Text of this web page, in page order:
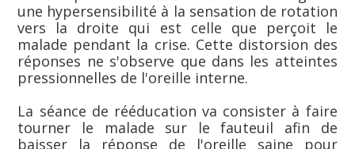
une hypersensibilité à la sensation de rotation
vers la droite qui est celle que perçoit le
malade pendant la crise. Cette distorsion des
réponses ne s'observe que dans les atteintes
pressionnelles de l'oreille interne.
La séance de rééducation va consister à faire
tourner le malade sur le fauteuil afin de
baisser la réponse de l'oreille saine pour